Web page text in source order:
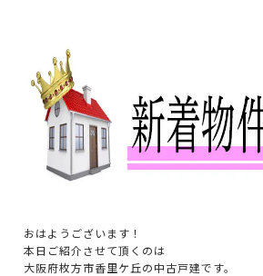
おはようございます！
本日ご紹介させて頂くのは
大阪府枚方市香里ケ丘の中古戸建です。